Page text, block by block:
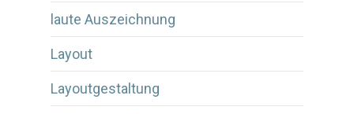
laute Auszeichnung
Layout
Layoutgestaltung